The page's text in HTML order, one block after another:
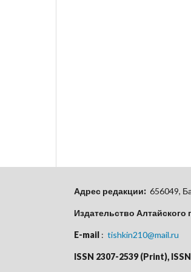
Адрес редакции: 656049,
Издательство Алтайского
E-mail : tishkin210@mail.ru
ISSN 2307-2539 (Print),